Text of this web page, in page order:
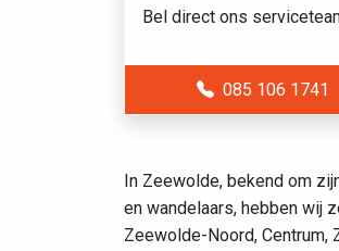
Bel direct ons
085 106 1741
In Zeewolde, bekend om
en wandelaars, hebben wij
Zeewolde-Noord,